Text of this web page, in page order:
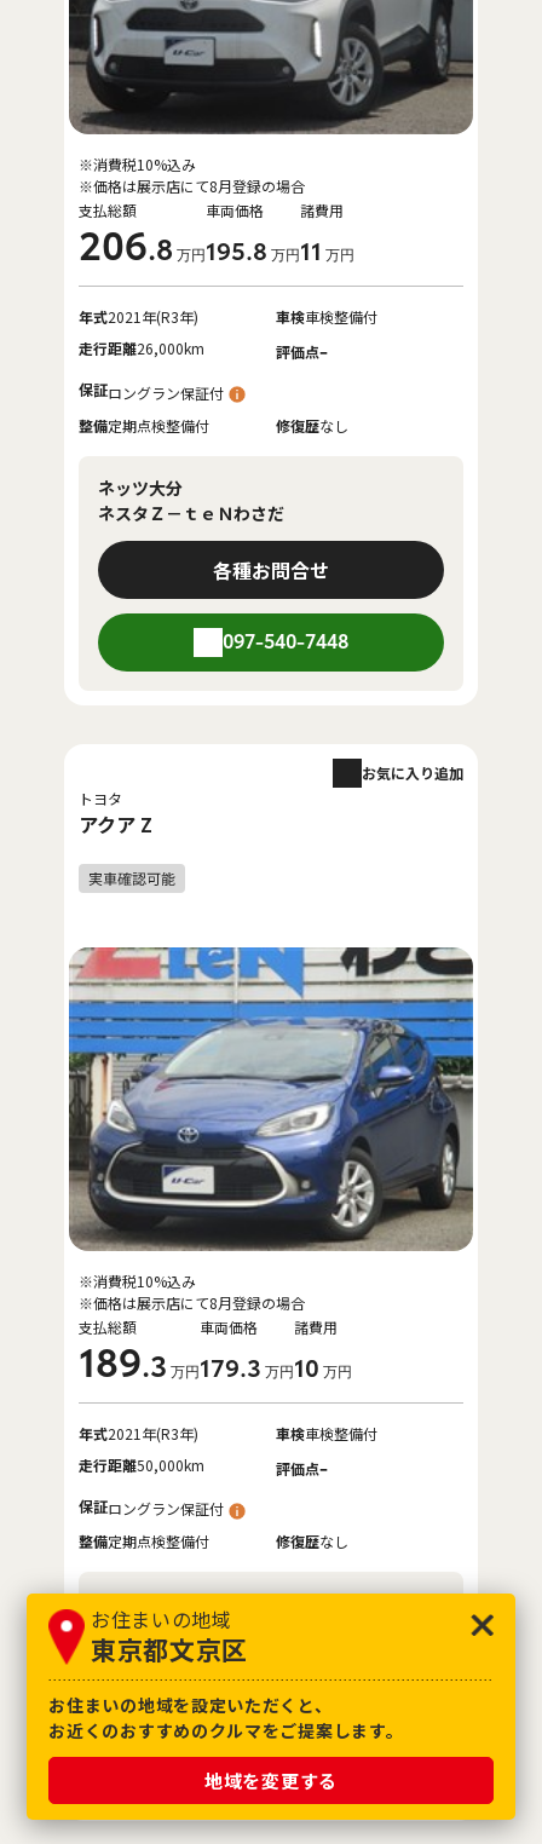
お住まいの地域
東京都文京区
お住まいの地域を設定いただくと、
お近くのおすすめのクルマをご提案します。
地域を変更する
支払総額
206.8 万円
車両価格
195.8 万円
諸費用
11 万円
※消費税10%込み
※価格は展示店にて8月登録の場合
年式2021年(R3年) 車検車検整備付
走行距離26,000km 評価点-
保証ロングラン保証付
整備定期点検整備付 修復歴なし
ネッツ大分
ネスタＺ－ｔｅＮわさだ
各種お問合せ
097-540-7448
トヨタ
アクア Z
お気に入り追加
支払総額
189.3 万円
車両価格
179.3 万円
諸費用
10 万円
※消費税10%込み
※価格は展示店にて8月登録の場合
年式2021年(R3年) 車検車検整備付
走行距離50,000km 評価点-
保証ロングラン保証付
整備定期点検整備付 修復歴なし
ネスタＺ－ｔｅＮわさだ
各種お問合せ
097-540-7448